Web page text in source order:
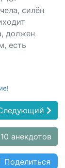
силён
должен
есть
анекдотов
Поделиться